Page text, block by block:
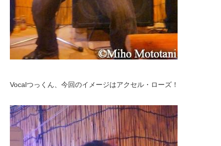
Vocalつっくん、今回のイメージはアクセル・ローズ！